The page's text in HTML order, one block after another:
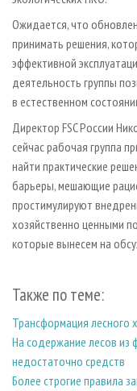
Ожидается, что
принимать решения,
эффективной
деятельность группы
в естественном
Директор FSC России
сейчас рабочая группа
найти практические
барьеры, мешающие
простимулируют
хозяйственно ценными
которые вынесем на
Также по теме:
Трансформация лесного
На содержание лесов из
недостаточно средств
Более строгие правила